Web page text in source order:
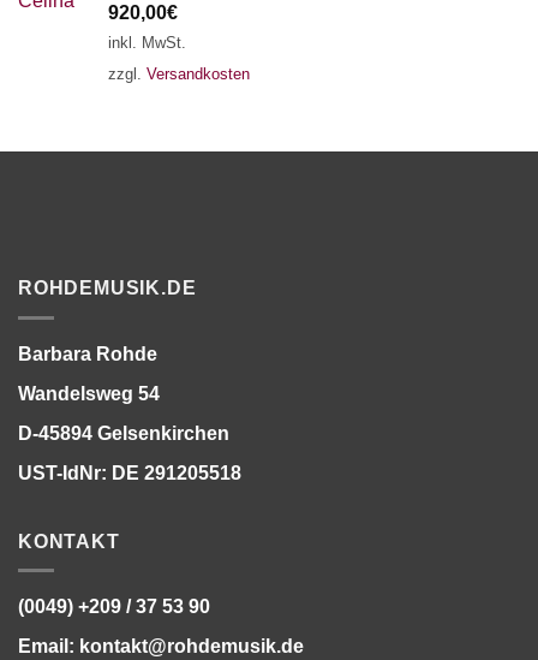
920,00€
inkl. MwSt.
zzgl. Versandkosten
ROHDEMUSIK.DE
Barbara Rohde
Wandelsweg 54
D-45894 Gelsenkirchen
UST-IdNr: DE 291205518
KONTAKT
(0049) +209 / 37 53 90
Email: kontakt@rohdemusik.de